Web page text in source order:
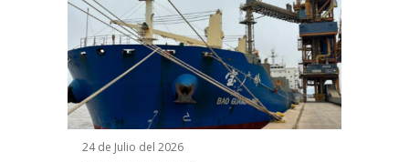
24 de Julio del 2026